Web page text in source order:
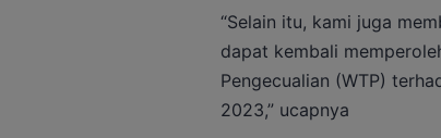
“Selain itu, kami juga
dapat kembali
Pengecualian (WTP)
2023,” ucapnya